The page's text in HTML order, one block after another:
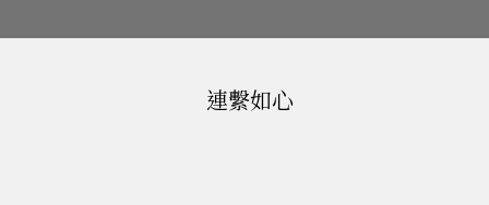
連繫如心